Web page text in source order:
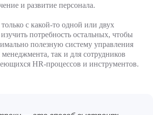
и развитие персонала.
с какой-то одной или двух
потребность остальных, чтобы
полезную систему управления
менеджмента, так и для сотрудников
HR-процессов и инструментов.